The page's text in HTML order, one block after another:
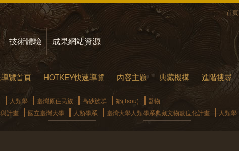
首頁
技術體驗 成果網站資源
覽首頁 HOTKEY快速導覽 內容主題 典藏機構 進階搜尋
人類學 臺灣原住民族 高砂族群 鄒(Tsou)
器物
計畫 國立臺灣大學 人類學系 臺灣大學人類學系典藏文物數位化計畫 人類學